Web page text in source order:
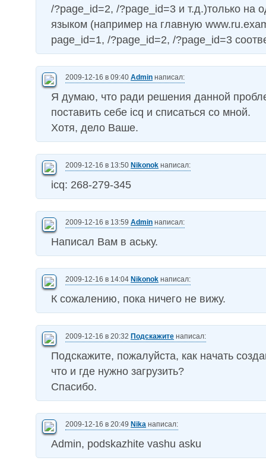
/?page_id=2, /?page_id=3 и т.д.)только на
языком (например на главную
page_id=1, /?page_id=2, /?page_id=3
2009-12-16 в 09:40 Admin написал:
Я думаю, что ради решения данной
поставить себе icq и списаться со мной.
Хотя, дело Ваше.
2009-12-16 в 13:50 Nikonok написал:
icq: 268-279-345
2009-12-16 в 13:59 Admin написал:
Написал Вам в аську.
2009-12-16 в 14:04 Nikonok написал:
К сожалению, пока ничего не вижу.
2009-12-16 в 20:32 Подскажите написал:
Подскажите, пожалуйста, как начать
что и где нужно загрузить?
Спасибо.
2009-12-16 в 20:49 Nika написал:
Admin, podskazhite vashu asku